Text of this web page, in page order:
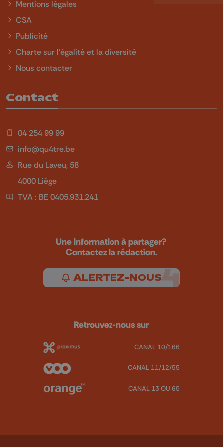
Mentions légales
CSA
Publicité
Charte sur l'égalité et la diversité
Nous contacter
Contact
04 254 99 99
info@qu4tre.be
Rue du Laveu, 58
4000 Liège
TVA : BE 0405.931.241
Une information à partager?
Contactez la rédaction.
ALERTEZ-NOUS
Retrouvez-nous sur
CANAL 10/166
CANAL 11/12/55
CANAL 13 OU 65